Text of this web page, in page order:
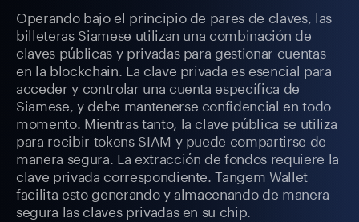
Operando bajo el principio de pares de claves, las
billeteras Siamese utilizan una combinación de
claves públicas y privadas para gestionar cuentas
en la blockchain. La clave privada es esencial para
acceder y controlar una cuenta específica de
Siamese, y debe mantenerse confidencial en todo
momento. Mientras tanto, la clave pública se utiliza
para recibir tokens SIAM y puede compartirse de
manera segura. La extracción de fondos requiere la
clave privada correspondiente. Tangem Wallet
facilita esto generando y almacenando de manera
segura las claves privadas en su chip.